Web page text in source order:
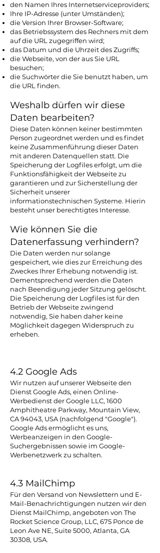
den Namen Ihres Internetserviceproviders;
Ihre IP-Adresse (unter Umständen);
die Version Ihrer Browser-Software;
das Betriebssystem des Rechners mit dem
auf die URL zugegriffen wird;
das Datum und die Uhrzeit des Zugriffs;
die Webseite, von der aus Sie URL
besuchen;
die Suchwörter die Sie benutzt haben, um
die URL finden.
Weshalb dürfen wir diese
Daten bearbeiten?
Diese Daten können keiner bestimmten
Person zugeordnet werden und es findet
keine Zusammenführung dieser Daten
mit anderen Datenquellen statt. Die
Speicherung der Logfiles erfolgt, um die
Funktionsfähigkeit der Webseite zu
garantieren und zur Sicherstellung der
Sicherheit unserer
informationstechnischen Systeme. Hierin
besteht unser berechtigtes Interesse.
Wie können Sie die
Datenerfassung verhindern?
Die Daten werden nur solange
gespeichert, wie dies zur Erreichung des
Zweckes Ihrer Erhebung notwendig ist.
Dementsprechend werden die Daten
nach Beendigung jeder Sitzung gelöscht.
Die Speicherung der Logfiles ist für den
Betrieb der Webseite zwingend
notwendig, Sie haben daher keine
Möglichkeit dagegen Widerspruch zu
erheben.
4.2 Google Ads
Wir nutzen auf unserer Webseite den
Dienst Google Ads, einen Online-
Werbedienst der Google LLC, 1600
Amphitheatre Parkway, Mountain View,
CA 94043, USA (nachfolgend "Google").
Google Ads ermöglicht es uns,
Werbeanzeigen in den Google-
Suchergebnissen sowie im Google-
Werbenetzwerk zu schalten.
4.3 MailChimp
Für den Versand von Newslettern und E-
Mail-Benachrichtigungen nutzen wir den
Dienst MailChimp, angeboten von The
Rocket Science Group, LLC, 675 Ponce de
Leon Ave NE, Suite 5000, Atlanta, GA
30308, USA.